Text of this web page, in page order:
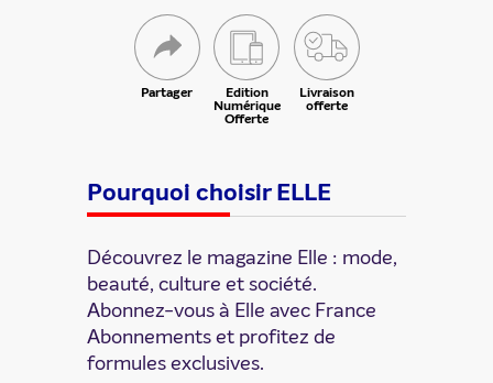
Partager Edition
Numérique
Offerte
Livraison
offerte
Pourquoi choisir ELLE
Découvrez le magazine Elle : mode,
beauté, culture et société.
Abonnez-vous à Elle avec France
Abonnements et profitez de
formules exclusives.